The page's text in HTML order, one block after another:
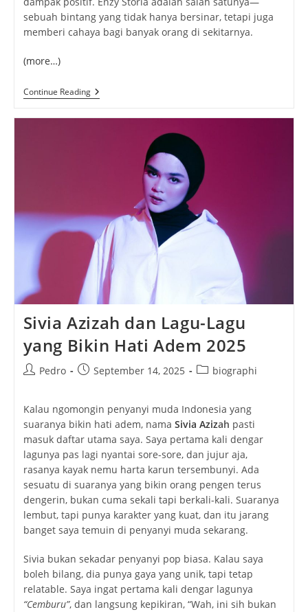
sebuah bintang yang tidak hanya bersinar, tetapi juga
memberi cahaya bagi banyak orang di sekitarnya.
(more…)
Continue ReadingEnzy
Storia:
Sivia Azizah dan Lagu-Lagu
yang Bikin Hati Adem 2025
PostPedro
PostSeptember 14, 2025
Postbiographi
Kalau ngomongin penyanyi muda Indonesia yang
suaranya bikin hati adem, nama Sivia Azizah pasti
masuk daftar utama saya. Saya pertama kali dengar
lagunya pas lagi nyantai sore-sore, dan jujur aja,
rasanya kayak nemu harta karun tersembunyi. Ada
sesuatu di suaranya yang bikin orang pengen terus
dengerin, bukan cuma sekali tapi berkali-kali. Suaranya
lembut, tapi punya karakter yang kuat, dan itu jarang
banget saya temuin di penyanyi muda sekarang.
Sivia bukan sekadar penyanyi pop biasa. Kalau saya
boleh bilang, dia punya gaya yang unik, tapi tetap
relatable. Saya ingat pertama kali dengar lagunya
“Cemburu”, dan langsung kepikiran, “Wah, ini sih bukan